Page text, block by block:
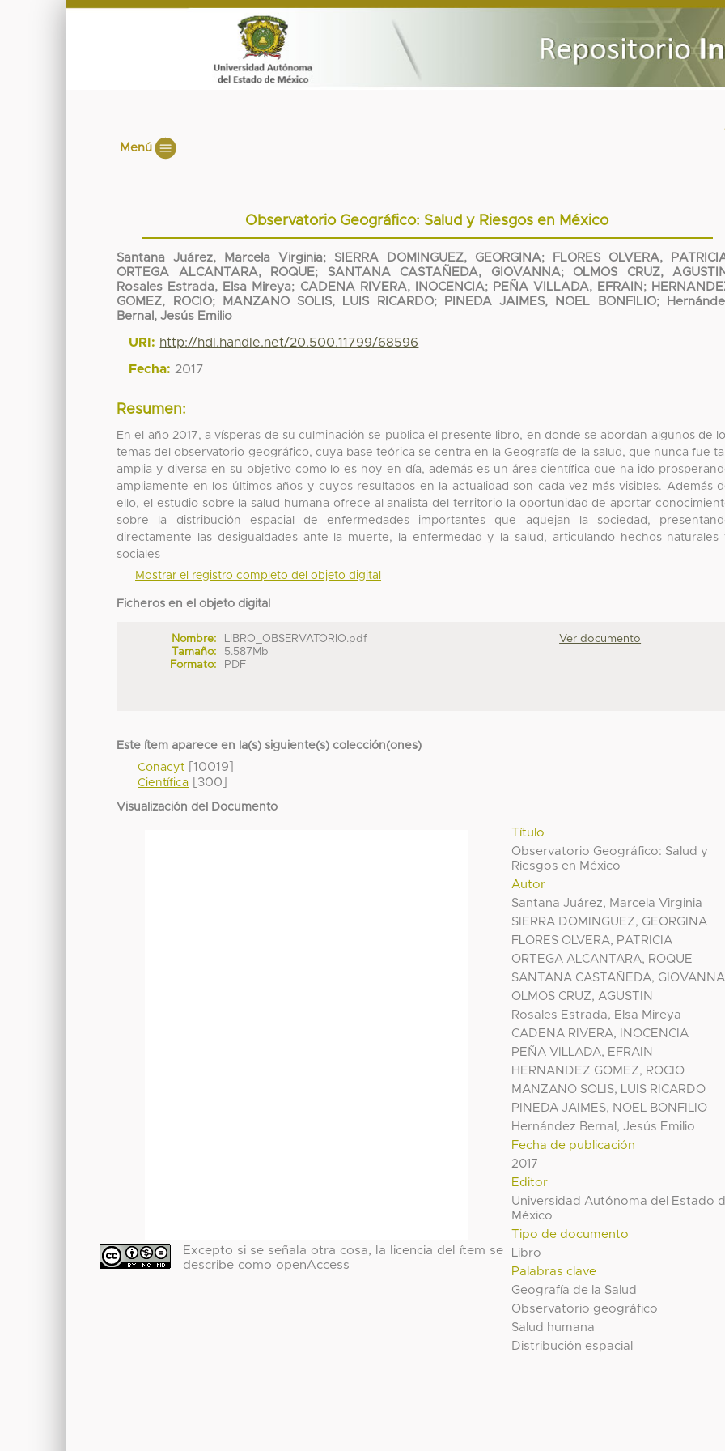
Menú
Observatorio Geográfico: Salud y Riesgos en México
Santana Juárez, Marcela Virginia; SIERRA DOMINGUEZ, GEORGINA;
FLORES OLVERA,
ORTEGA ALCANTARA, ROQUE; SANTANA CASTAÑEDA, GIOVANNA; OLMOS CRUZ,
Rosales Estrada, Elsa Mireya; CADENA RIVERA, INOCENCIA; PEÑA VILLADA, EFRAIN ;
GOMEZ, ROCIO; MANZANO SOLIS, LUIS RICARDO; PINEDA JAIMES, NOEL BONFILIO;
Bernal, Jesús Emilio
URI: http://hdl.handle.net/20.500.11799/68596
Fecha: 2017
Resumen:
En el año 2017, a vísperas de su culminación se publica el presente libro, en donde se abordan algunos de
temas del observatorio geográfico, cuya base teórica se centra en la Geografía de la salud, que nunca fue
amplia y diversa en su objetivo como lo es hoy en día, además es un área científica que ha ido
ampliamente en los últimos años y cuyos resultados en la actualidad son cada vez más visibles. Además
ello, el estudio sobre la salud humana ofrece al analista del territorio la oportunidad de aportar
sobre la distribución espacial de enfermedades importantes que aquejan la sociedad,
directamente las desigualdades ante la muerte, la enfermedad y la salud, articulando hechos naturales
sociales
Mostrar el registro completo del objeto digital
Ficheros en el objeto digital
Nombre:
LIBRO_OBSERVATORIO.pdf
Tamaño:
5.587Mb
Formato:
PDF
Ver documento
Este ítem aparece en la(s) siguiente(s) colección(ones)
Conacyt [10019]
Científica [300]
Visualización del Documento
Título
Observatorio Geográfico: Salud y
Riesgos en México
Autor
Santana Juárez, Marcela Virginia
SIERRA DOMINGUEZ, GEORGINA
FLORES OLVERA, PATRICIA
ORTEGA ALCANTARA, ROQUE
SANTANA CASTAÑEDA, GIOVANNA
OLMOS CRUZ, AGUSTIN
Rosales Estrada, Elsa Mireya
CADENA RIVERA, INOCENCIA
PEÑA VILLADA, EFRAIN
HERNANDEZ GOMEZ, ROCIO
MANZANO SOLIS, LUIS RICARDO
PINEDA JAIMES, NOEL BONFILIO
Hernández Bernal, Jesús Emilio
Fecha de publicación
2017
Editor
Universidad Autónoma del Estado
México
Tipo de documento
Libro
Palabras clave
Geografía de la Salud
Observatorio geográfico
Salud humana
Distribución espacial
Excepto si se señala otra cosa, la licencia del ítem se
describe como openAccess